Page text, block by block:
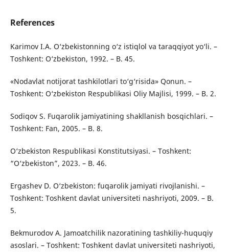
References
Karimov I.A. O‘zbekistonning o‘z istiqlol va taraqqiyot yo‘li. –
Toshkent: O‘zbekiston, 1992. – B. 45.
«Nodavlat notijorat tashkilotlari to‘g‘risida» Qonun. –
Toshkent: O‘zbekiston Respublikasi Oliy Majlisi, 1999. – B. 2.
Sodiqov S. Fuqarolik jamiyatining shakllanish bosqichlari. –
Toshkent: Fan, 2005. – B. 8.
O‘zbekiston Respublikasi Konstitutsiyasi. – Toshkent:
“O‘zbekiston”, 2023. – B. 46.
Ergashev D. O‘zbekiston: fuqarolik jamiyati rivojlanishi. –
Toshkent: Toshkent davlat universiteti nashriyoti, 2009. – B.
5.
Bekmurodov A. Jamoatchilik nazoratining tashkiliy-huquqiy
asoslari. – Toshkent: Toshkent davlat universiteti nashriyoti,